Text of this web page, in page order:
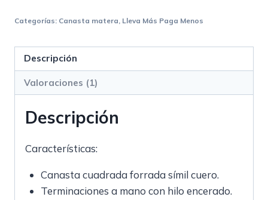
Categorías: Canasta matera Lleva Más Paga Menos
Descripción
Valoraciones (1)
Descripción
Características:
Canasta cuadrada forrada símil cuero.
Terminaciones a mano con hilo encerado.